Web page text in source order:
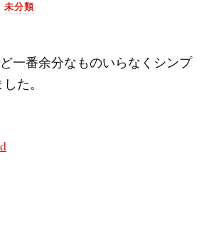
未分類
一番余分なものいらなくシンプ
た。